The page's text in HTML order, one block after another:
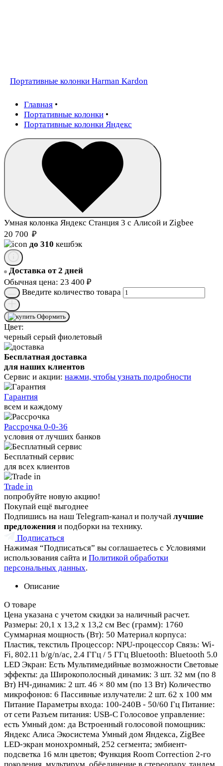
Портативные колонки Harman Kardon
Главная •
Портативные колонки •
Портативные колонки Яндекс
Умная колонка Яндекс Станция 3 с Алисой и Zigbee
20 700 ₽
до 310 кешбэк
Доставка от 2 дней
Обычная цена: 23 400 ₽
Введите количество товара
Оформить
Цвет:
черный серый фиолетовый
Бесплатная доставка
для наших клиентов
Сервис и акции: нажми, чтобы узнать подробности
Гарантия
всем и каждому
Рассрочка 0-0-36
условия от лучших банков
Бесплатный сервис
для всех клиентов
Trade in
попробуйте новую акцию!
Покупай ещё выгоднее
Подпишись на наш Telegram-канал и получай лучшие
предложения и подборки на технику.
Подписаться
Нажимая “Подписаться” вы соглашаетесь с Условиями
использования сайта и Политикой обработки
персональных данных.
Описание
О товаре
Цена указана с учетом скидки за наличный расчет.
Размеры: 20,1 x 13,2 x 13,2 см Вес (грамм): 1760
Суммарная мощность (Вт): 50 Материал корпуса:
Пластик, текстиль Процессор: NPU-процессор Связь: Wi-
Fi, 802.11 b/g/n/ac, 2.4 ГГц / 5 ГГц Bluetooth: Bluetooth 5.0
LED Экран: Есть Мультимедийные возможности Световые
эффекты: да Широкополосный динамик: 3 шт. 32 мм (по 8
Вт) НЧ-динамик: 2 шт. 46 × 80 мм (по 13 Вт) Количество
микрофонов: 6 Пассивные излучатели: 2 шт. 62 x 100 мм
Питание Параметры входа: 100-240В - 50/60 Гц Питание:
от сети Разъем питания: USB-C Голосовое управление:
есть Умный дом: да Встроенный голосовой помощник:
Яндекс Алиса Экосистема Умный дом Яндекса, ZigBee
LED-экран монохромный, 252 сегмента; эмбиент-
подсветка 16 млн цветов; Функция Room Correction 2-го
поколения, мультирум, обёединение в стереопару, тандем